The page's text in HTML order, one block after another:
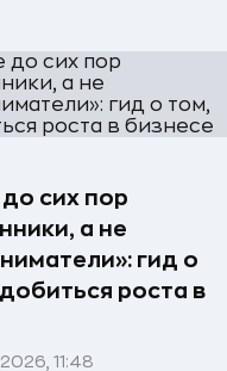
сих пор
а не
гид о
роста в
11:48